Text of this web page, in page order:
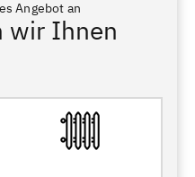
Angebot an
wir Ihnen